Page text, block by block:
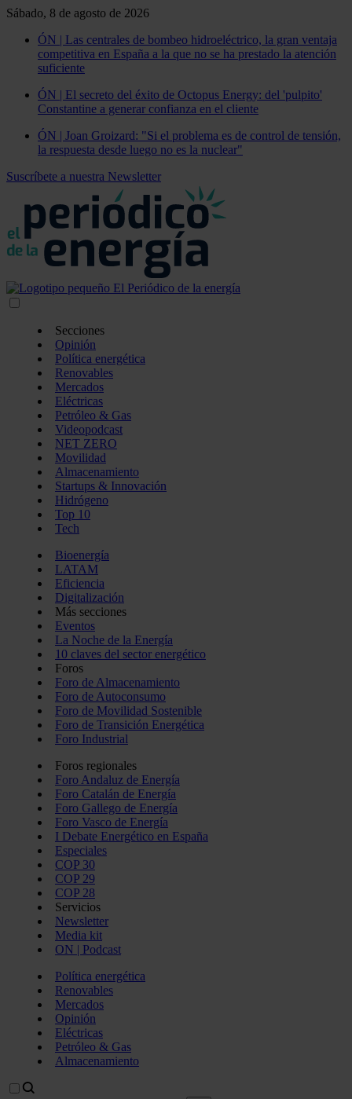
Sábado, 8 de agosto de 2026
ÓN | Las centrales de bombeo hidroeléctrico, la gran ventaja
competitiva en España a la que no se ha prestado la atención
suficiente
ÓN | El secreto del éxito de Octopus Energy: del 'pulpito'
Constantine a generar confianza en el cliente
ÓN | Joan Groizard: "Si el problema es de control de tensión,
la respuesta desde luego no es la nuclear"
Suscríbete a nuestra Newsletter
Secciones
Opinión
Política energética
Renovables
Mercados
Eléctricas
Petróleo & Gas
Videopodcast
NET ZERO
Movilidad
Almacenamiento
Startups & Innovación
Hidrógeno
Top 10
Tech
Bioenergía
LATAM
Eficiencia
Digitalización
Más secciones
Eventos
La Noche de la Energía
10 claves del sector energético
Foros
Foro de Almacenamiento
Foro de Autoconsumo
Foro de Movilidad Sostenible
Foro de Transición Energética
Foro Industrial
Foros regionales
Foro Andaluz de Energía
Foro Catalán de Energía
Foro Gallego de Energía
Foro Vasco de Energía
I Debate Energético en España
Especiales
COP 30
COP 29
COP 28
Servicios
Newsletter
Media kit
ON | Podcast
Política energética
Renovables
Mercados
Opinión
Eléctricas
Petróleo & Gas
Almacenamiento